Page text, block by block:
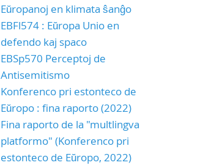
Eŭropanoj en klimata ŝanĝo
EBFl574 : Eŭropa Unio en
defendo kaj spaco
EBSp570 Perceptoj de
Antisemitismo
Konferenco pri estonteco de
Eŭropo : fina raporto (2022)
Fina raporto de la "multlingva
platformo" (Konferenco pri
estonteco de Eŭropo, 2022)